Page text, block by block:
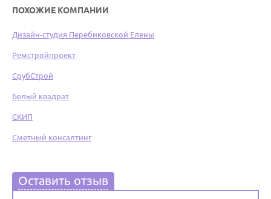
ПОХОЖИЕ КОМПАНИИ
Дизайн-студия Перебиковской Елены
Ремстройпроект
СрубСтрой
Белый квадрат
СКИП
Сметный консалтинг
Оставить отзыв